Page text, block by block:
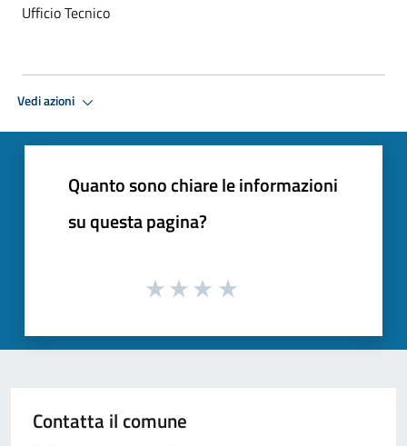
Ufficio Tecnico
Vedi azioni
Quanto sono chiare le informazioni
su questa pagina?
Contatta il comune